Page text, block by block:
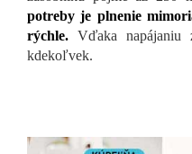
potreby je plnenie
rýchle. Vďaka napájaniu
kdekoľvek.